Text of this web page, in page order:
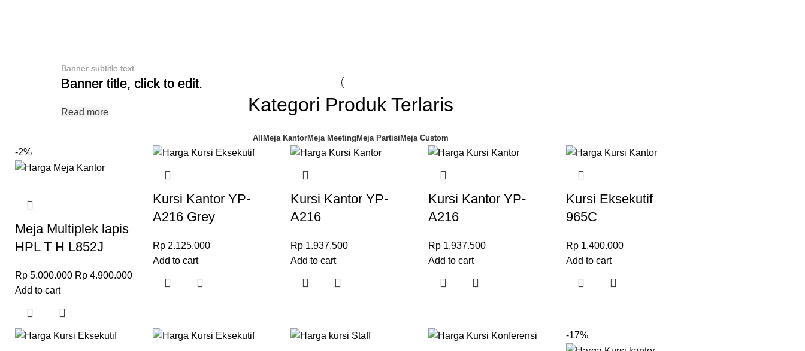
Banner subtitle text
Banner title, click to edit.
Read more
Banner subtitle text
Banner title, click to edit.
Read more
Banner subtitle text
Banner title, click to edit.
Read more Kategori Produk Terlaris
All Meja KantorMeja Meeting Meja Partisi Meja Custom
-2%
Meja Multiplek lapis
HPL T H L852J
Rp5.000.000 Rp 4.900.000
Add to cart
Kursi Kantor YP-
A216 Grey
Rp 2.125.000
Add to cart
Kursi Kantor YP-
A216
Rp 1.937.500
Add to cart
Kursi Kantor YP-
A216
Rp 1.937.500
Add to cart
Kursi Eksekutif
965C
Rp 1.400.000
Add to cart
-17%